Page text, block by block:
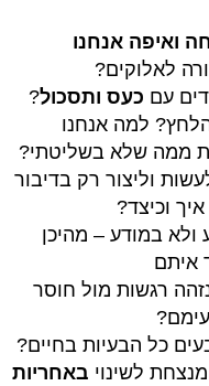
ואיפה אנחנו
לאלוקים?
עם כעס ותסכול?
למה אנחנו
ממה שלא בשליטתי?
וליצור רק בדיבור
וכיצד?
ולא במודע – מהיכן
איתם
רגשות מול חוסר
עימם?
כל הבעיות בחיים?
לשינוי באחריות